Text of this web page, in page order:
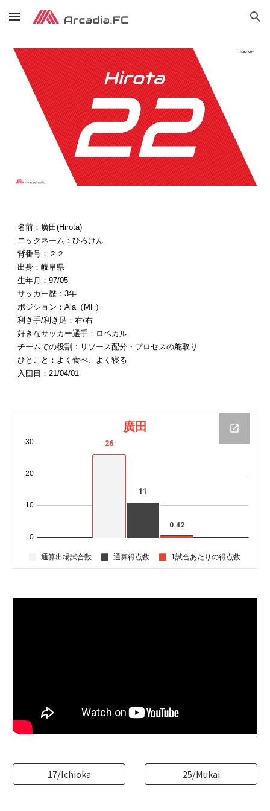
Skip to main content Skip to navigation
名前：廣田(Hirota)
ニックネーム：ひろけん
背番号：２２
出身：岐阜県
生年月：97/05
サッカー歴：3年
ポジション：Ala（MF）
利き手/利き足：右/右
好きなサッカー選手：ロベカル
チームでの役割：リソース配分・プロセスの舵取り
ひとこと：よく食べ、よく寝る
入団日：21/04/01
17/Ichioka 25/Mukai